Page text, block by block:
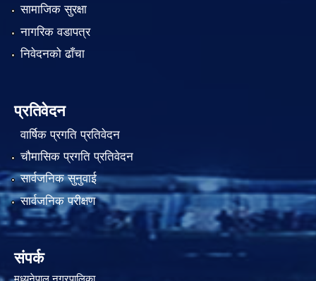
सामाजिक सुरक्षा
नागरिक वडापत्र
निवेदनको ढाँचा
प्रतिवेदन
वार्षिक प्रगति प्रतिवेदन
चौमासिक प्रगति प्रतिवेदन
सार्वजनिक सुनुवाई
सार्वजनिक परीक्षण
संपर्क
मध्यनेपाल नगरपालिका